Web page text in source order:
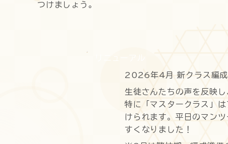
つけましょう。
2026年4月 新クラス編成
生徒さんたちの声を反映
特に「マスタークラス」
けられます。平日のマン
すくなりました！